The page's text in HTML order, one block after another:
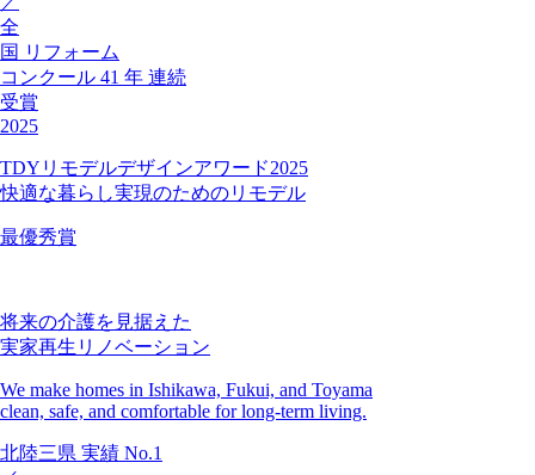
全
国 リフォーム
コンクール 41 年 連続
受賞
2025
TDYリモデルデザインアワード2025
快適な暮らし実現のためのリモデル
最優秀賞
将来の介護を見据えた
実家再生リノベーション
We make homes in Ishikawa, Fukui, and Toyama
clean, safe, and comfortable for long-term living.
北陸三県 実績 No.1